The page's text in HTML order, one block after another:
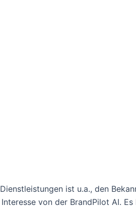
ist u.a., den
von der BrandPilot AI.